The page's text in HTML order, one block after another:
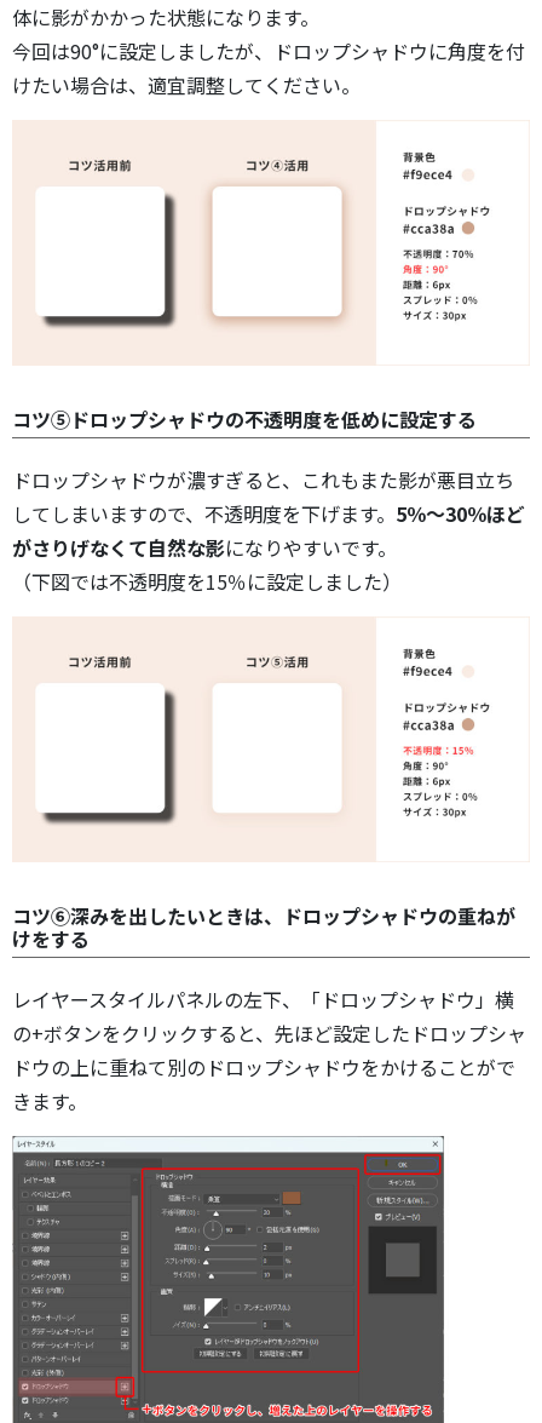
体に影がかかった状態になります。
今回は90°に設定しましたが、ドロップシャドウに角度を付
けたい場合は、適宜調整してください。
コツ⑤ドロップシャドウの不透明度を低めに設定する
ドロップシャドウが濃すぎると、これもまた影が悪目立ち
してしまいますので、不透明度を下げます。 5％〜30％ほど
がさりげなくて自然な影になりやすいです。
（下図では不透明度を15％に設定しました）
コツ⑥深みを出したいときは、ドロップシャドウの重ねが
けをする
レイヤースタイルパネルの左下、「ドロップシャドウ」横
の+ボタンをクリックすると、先ほど設定したドロップシャ
ドウの上に重ねて別のドロップシャドウをかけることがで
きます。